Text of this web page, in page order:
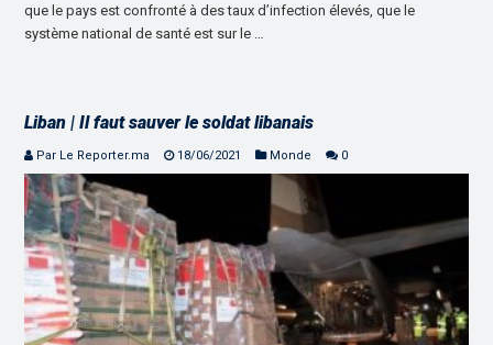
que le pays est confronté à des taux d’infection élevés, que le
système national de santé est sur le …
Liban | Il faut sauver le soldat libanais
Par Le Reporter.ma 18/06/2021 Monde 0